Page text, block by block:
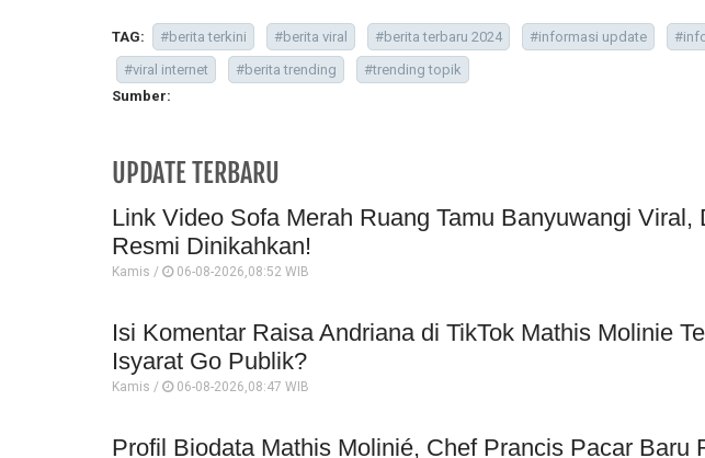
TAG:
#berita terkini #berita viral #berita terbaru 2024 #informasi update
#viral internet
#berita trending
#trending topik
Sumber:
UPDATE TERBARU
Link Video Sofa Merah Ruang Tamu Banyuwangi Viral,
Resmi Dinikahkan!
Kamis / 06-08-2026,08:52 WIB
Isi Komentar Raisa Andriana di TikTok Mathis Molinie
Isyarat Go Publik?
Kamis / 06-08-2026,08:47 WIB
Profil Biodata Mathis Molinié, Chef Prancis Pacar Baru